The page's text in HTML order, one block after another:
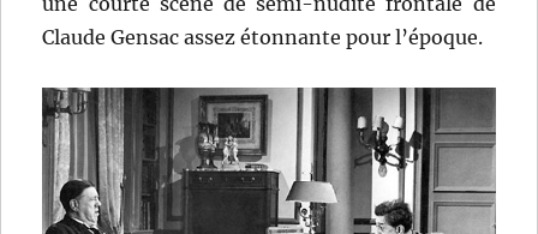
Claude Gensac assez étonnante pour l’époque.